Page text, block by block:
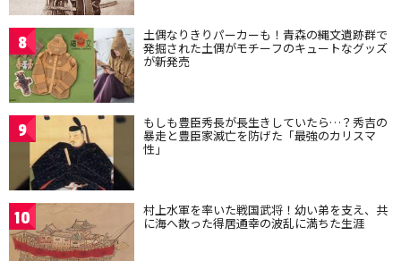
8 土偶なりきりパーカーも！青森の縄文遺跡群で
発掘された土偶がモチーフのキュートなグッズ
が新発売
9 もしも豊臣秀長が長生きしていたら…？秀吉の
暴走と豊臣家滅亡を防げた「最強のカリスマ
性」
10 村上水軍を率いた戦国武将！幼い弟を支え、共
に海へ散った得居通幸の波乱に満ちた生涯